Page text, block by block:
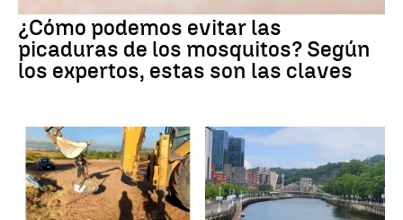
¿Cómo podemos evitar las
picaduras de los mosquitos? Según
los expertos, estas son las claves